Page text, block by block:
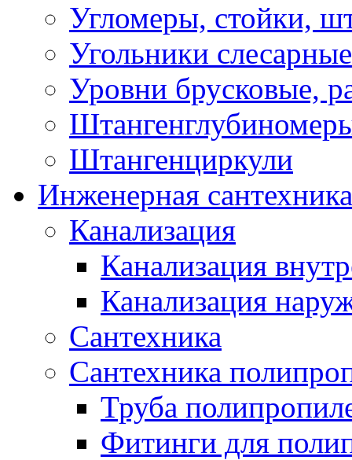
Угломеры, стойки,
Угольники слесарные
Уровни брусковые,
Штангенциркули
Инженерная сантехника
Канализация
Канализация
Канализация
Сантехника
Сантехника
Труба
Фитинги для